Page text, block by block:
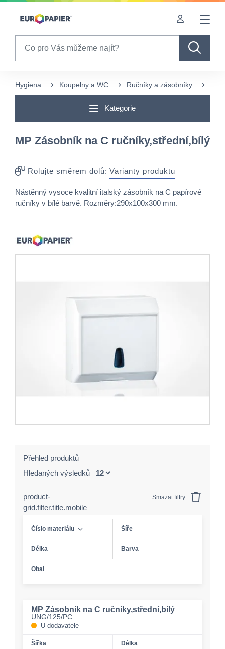
Table Of Content
Hygiena Koupelny a WC Ručníky a zásobníky
Kategorie
MP Zásobník na C ručníky,střední,bílý
Rolujte směrem dolů: Varianty produktu
Nástěnný vysoce kvalitní italský zásobník na C papírové
ručníky v bílé barvě. Rozměry:290x100x300 mm.
Přehled produktů
Hledaných výsledků
product-
grid.filter.title.mobile
Smazat filtry
Číslo materiálu Šíře
Délka Barva
Obal
MP Zásobník na C ručníky,střední,bílý
UNG/125/PC
U dodavatele
Šířka
Délka